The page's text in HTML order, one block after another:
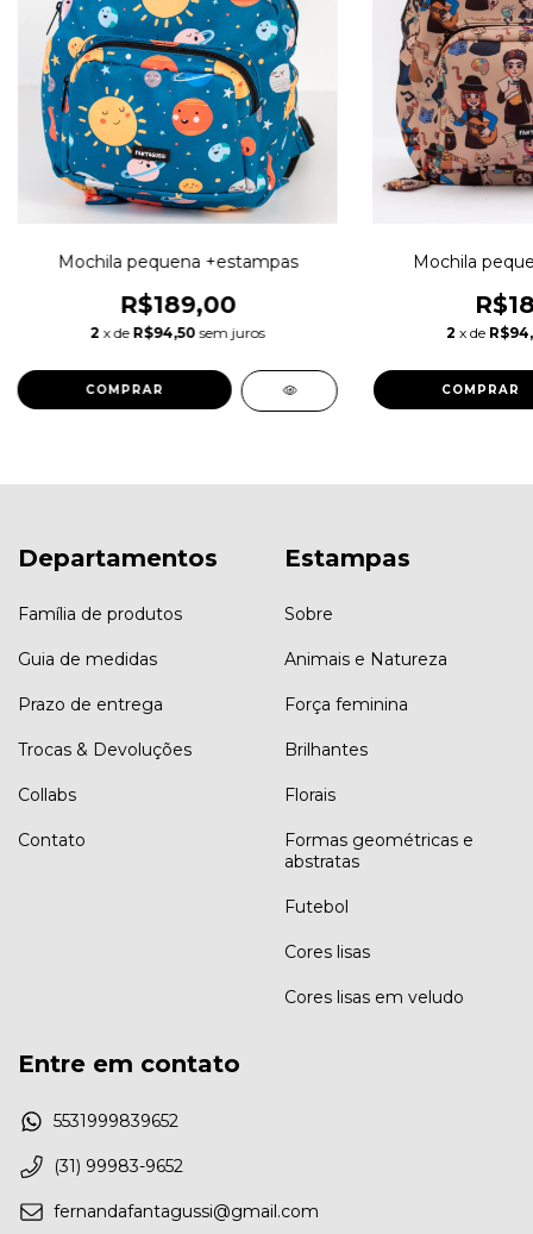
Mochila pequena +estampas
R$189,00
2 x de R$94,50 sem juros
COMPRAR
Mochila
2 x de
COMPRAR
Departamentos
Família de produtos
Guia de medidas
Prazo de entrega
Trocas & Devoluções
Collabs
Contato
Estampas
Sobre
Animais e Natureza
Força feminina
Brilhantes
Florais
Formas geométricas e
abstratas
Futebol
Cores lisas
Cores lisas em veludo
Entre em contato
5531999839652
(31) 99983-9652
fernandafantagussi@gmail.com